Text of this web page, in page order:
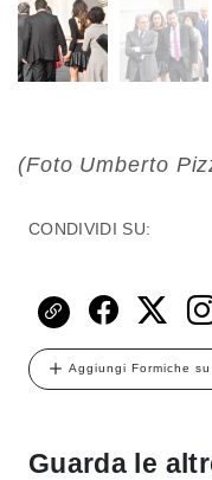
(Foto Umberto
CONDIVIDI SU:
Aggiungi Formiche
Guarda le